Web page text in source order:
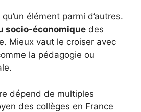
élément parmi d’autres.
socio-économique des
Mieux vaut le croiser avec
la pédagogie ou
dépend de multiples
des collèges en France